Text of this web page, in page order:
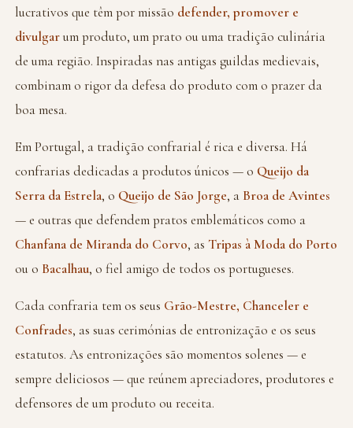
lucrativos que têm por missão defender, promover e
divulgarum produto, um prato ou uma tradição culinária
de uma região. Inspiradas nas antigas guildas medievais,
combinam o rigor da defesa do produto com o prazer da
boa mesa.
Em Portugal, a tradição confrarial é rica e diversa. Há
confrarias dedicadas a produtos únicos — oQueijo da
Serra da Estrela, oQueijo de São Jorge, a Broa de Avintes
— e outras que defendem pratos emblemáticos como a
Chanfana de Miranda do Corvo, asTripas à Moda do Porto
ou o Bacalhau, o fiel amigo de todos os portugueses.
Cada confraria tem os seus Grão-Mestre, Chanceler e
Confrades, as suas cerimónias de entronização e os seus
estatutos. As entronizações são momentos solenes — e
sempre deliciosos — que reúnem apreciadores, produtores e
defensores de um produto ou receita.